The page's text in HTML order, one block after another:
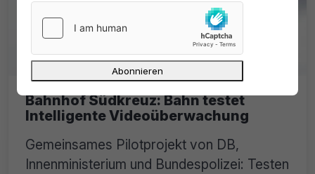
Bahnhof Südkreuz: Bahn testet
Intelligente Videoüberwachung
Gemeinsames Pilotprojekt von DB,
Innenministerium und Bundespolizei: Testen